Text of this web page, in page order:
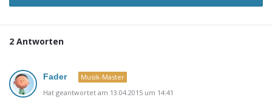
2 Antworten
Fader
Musik-Master
Hat geantwortet am 13.04.2015 um 14:41